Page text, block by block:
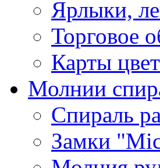
Ярлыки,
Торговое
Карты
Молнии
Спираль
Замки